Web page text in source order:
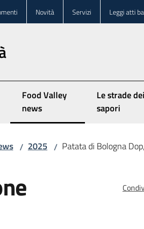
Novità Servizi Leggi atti
Food Valley
news
Menu selezionato
Le strade
sapori
/ 2025 / Patata di Bologna